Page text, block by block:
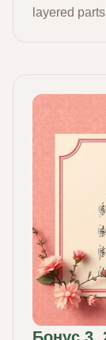
layered